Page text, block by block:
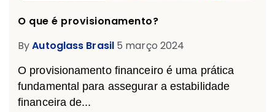
O que é provisionamento?
ByAutoglass Brasil 5 março 2024
O provisionamento financeiro é uma prática
fundamental para assegurar a estabilidade
financeira de...